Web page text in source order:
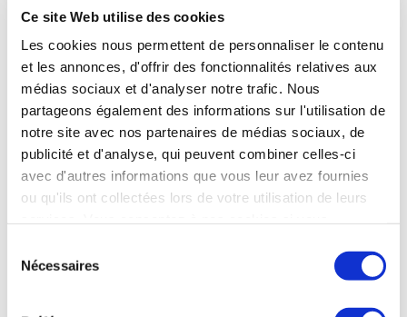
Ce site Web utilise des cookies
Les cookies nous permettent de personnaliser le contenu
et les annonces, d'offrir des fonctionnalités relatives aux
médias sociaux et d'analyser notre trafic. Nous
partageons également des informations sur l'utilisation de
notre site avec nos partenaires de médias sociaux, de
publicité et d'analyse, qui peuvent combiner celles-ci
avec d'autres informations que vous leur avez fournies
ou qu'ils ont collectées lors de votre utilisation de leurs
Nécessaires
EN SAVOIR PLUS
laboratoire
EN SAVOIR PLUS
VOIR PLUS DE SYNTHÈSES DE PRESSE
RAPPORTS